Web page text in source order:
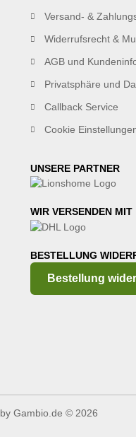
Versand- &
Widerrufsrecht &
AGB und
Privatsphäre und
Callback Service
Cookie
UNSERE PARTNER
WIR VERSENDEN MIT
BESTELLUNG
Bestellung
by Gambio.de © 2026